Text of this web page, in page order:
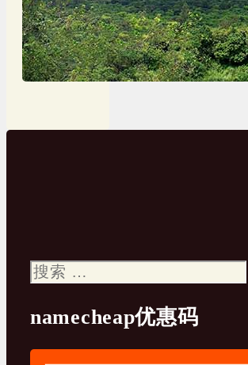
搜
namecheap优惠码